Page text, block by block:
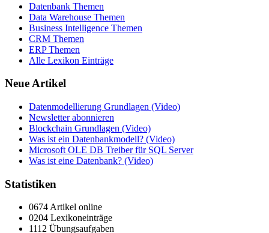
Datenbank Themen
Data Warehouse Themen
Business Intelligence Themen
CRM Themen
ERP Themen
Alle Lexikon Einträge
Neue Artikel
Datenmodellierung Grundlagen (Video)
Newsletter abonnieren
Blockchain Grundlagen (Video)
Was ist ein Datenbankmodell? (Video)
Microsoft OLE DB Treiber für SQL Server
Was ist eine Datenbank? (Video)
Statistiken
0674 Artikel online
0204 Lexikoneinträge
1112 Übungsaufgaben